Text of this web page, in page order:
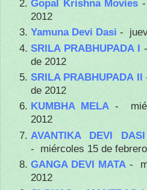
Gopal Krishna Movies
2012
Yamuna Devi Dasi -
SRILA PRABHUPADA I
de 2012
SRILA PRABHUPADA II
de 2012
KUMBHA MELA -
2012
AVANTIKA DEVI
- miércoles 15 de
GANGA DEVI MATA -
2012